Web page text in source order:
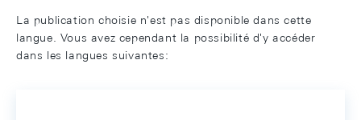
La publication choisie n'est pas disponible dans cette
langue. Vous avez cependant la possibilité d'y accéder
dans les langues suivantes: